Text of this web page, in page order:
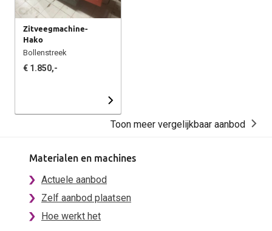
Zitveegmachine-
Hako
Bollenstreek
€ 1.850,-
Toon meer vergelijkbaar aanbod
Materialen en machines
Actuele aanbod
Zelf aanbod plaatsen
Hoe werkt het